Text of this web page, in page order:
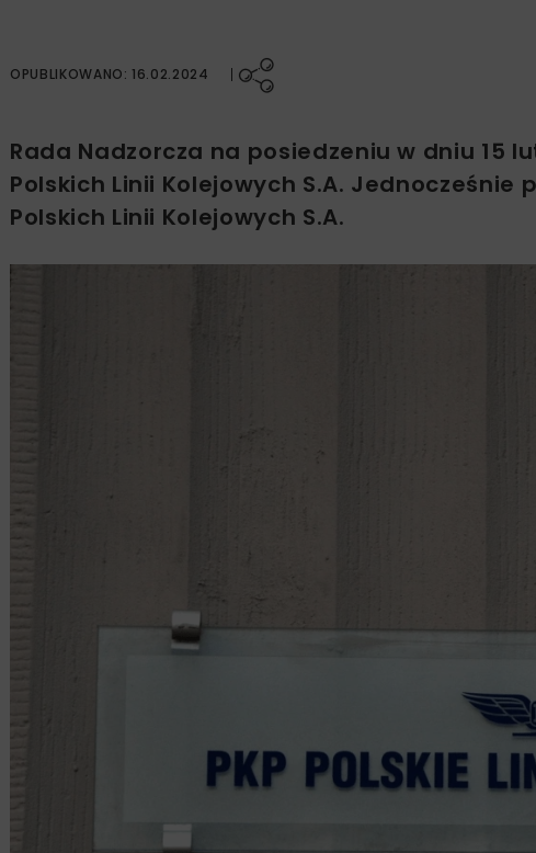
OPUBLIKOWANO: 16.02.2024
Rada Nadzorcza na posiedzeniu w dniu 15
Polskich Linii Kolejowych S.A. Jednocześnie
Polskich Linii Kolejowych S.A.